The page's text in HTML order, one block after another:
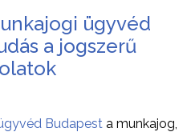
ügyvéd
a jogszerű
Budapest a munkajog,